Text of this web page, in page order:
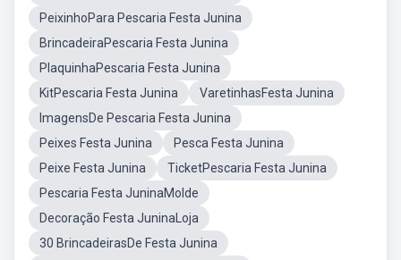
PeixinhoPara Pescaria Festa Junina
BrincadeiraPescaria Festa Junina
PlaquinhaPescaria Festa Junina
KitPescaria Festa Junina
VaretinhasFesta Junina
ImagensDe Pescaria Festa Junina
Peixes Festa Junina
Pesca Festa Junina
Peixe Festa Junina
TicketPescaria Festa Junina
Pescaria Festa JuninaMolde
Decoração Festa JuninaLoja
30 BrincadeirasDe Festa Junina